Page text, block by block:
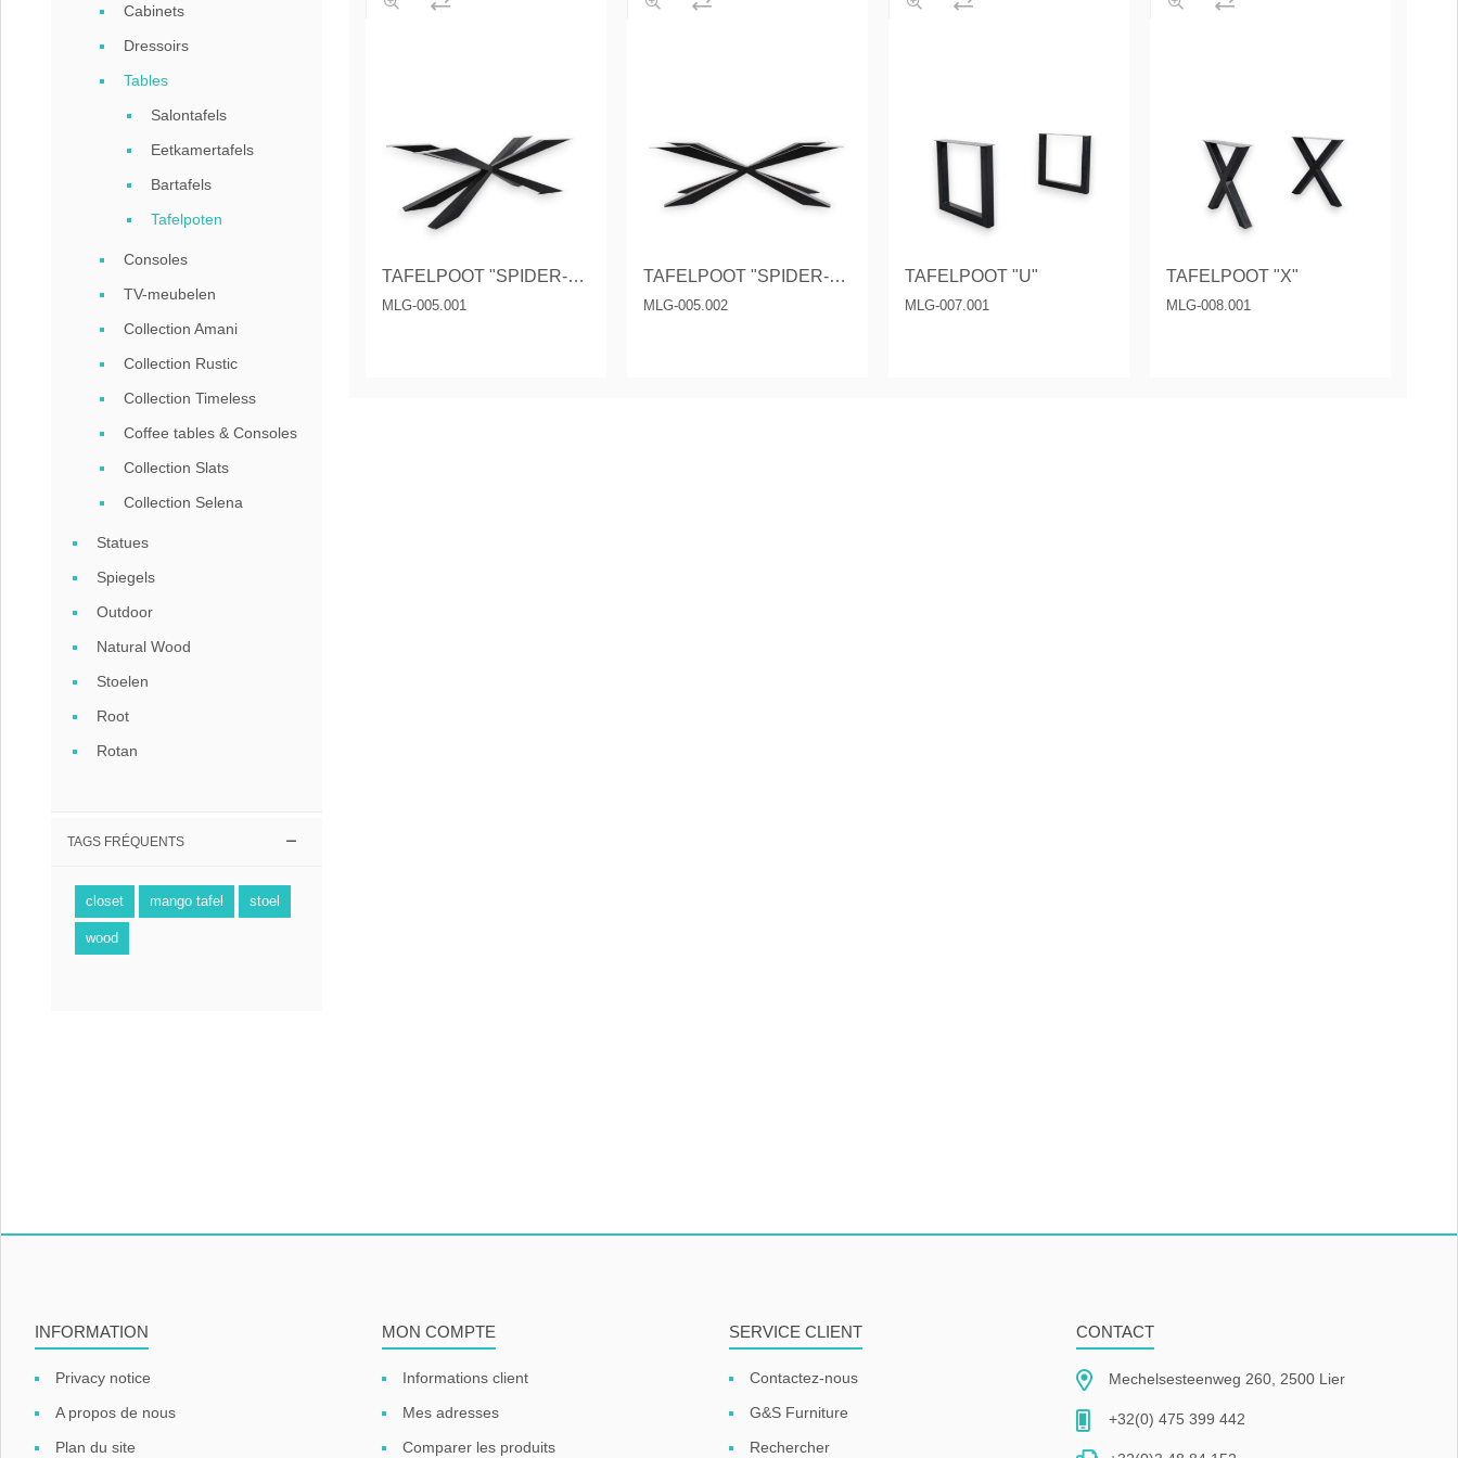
TAFELPOOT "SPIDER-CONISCH"
MLG-005.001
TAFELPOOT "SPIDER-CONISCH"
MLG-005.002
TAFELPOOT "U"
MLG-007.001
TAFELPOOT "X"
MLG-008.001
Cabinets
Dressoirs
Tables
Salontafels
Eetkamertafels
Bartafels
Tafelpoten
Consoles
TV-meubelen
Collection Amani
Collection Rustic
Collection Timeless
Coffee tables & Consoles
Collection Slats
Collection Selena
Statues
Spiegels
Outdoor
Natural Wood
Stoelen
Root
Rotan
TAGS FRÉQUENTS
closet mango tafel stoel
wood
INFORMATION
Privacy notice
A propos de nous
Plan du site
MON COMPTE
Informations client
Mes adresses
Comparer les produits
SERVICE CLIENT
Contactez-nous
G&S Furniture
Rechercher
CONTACT
Mechelsesteenweg 260, 2500 Lier
+32(0) 475 399 442